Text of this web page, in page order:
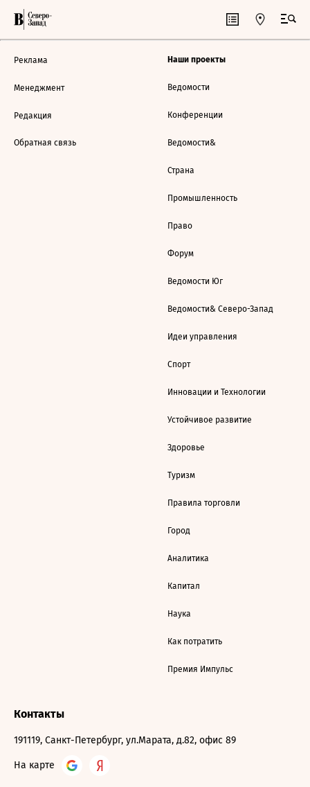
Реклама
Менеджмент
Редакция
Обратная связь
Наши проекты
Ведомости
Конференции
Ведомости&
Страна
Промышленность
Право
Форум
Ведомости Юг
Ведомости& Северо-Запад
Идеи управления
Спорт
Инновации и Технологии
Устойчивое развитие
Здоровье
Туризм
Правила торговли
Город
Аналитика
Капитал
Наука
Как потратить
Премия Импульс
Контакты
191119, Санкт-Петербург, ул.Марата, д.82, офис 89
На карте